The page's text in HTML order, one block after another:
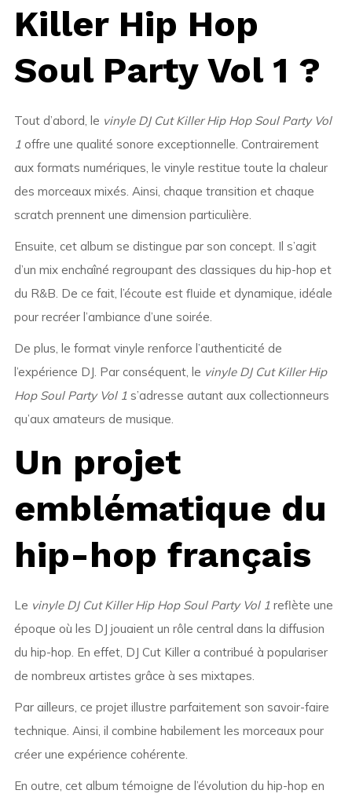
Killer Hip Hop
Soul Party Vol 1 ?
Tout d’abord, le vinyle DJ Cut Killer Hip Hop Soul Party Vol
1 offre une qualité sonore exceptionnelle. Contrairement
aux formats numériques, le vinyle restitue toute la chaleur
des morceaux mixés. Ainsi, chaque transition et chaque
scratch prennent une dimension particulière.
Ensuite, cet album se distingue par son concept. Il s’agit
d’un mix enchaîné regroupant des classiques du hip-hop et
du R&B. De ce fait, l’écoute est fluide et dynamique, idéale
pour recréer l’ambiance d’une soirée.
De plus, le format vinyle renforce l’authenticité de
l’expérience DJ. Par conséquent, le vinyle DJ Cut Killer Hip
Hop Soul Party Vol 1 s’adresse autant aux collectionneurs
qu’aux amateurs de musique.
Un projet
emblématique du
hip-hop français
Le vinyle DJ Cut Killer Hip Hop Soul Party Vol 1 reflète une
époque où les DJ jouaient un rôle central dans la diffusion
du hip-hop. En effet, DJ Cut Killer a contribué à populariser
de nombreux artistes grâce à ses mixtapes.
Par ailleurs, ce projet illustre parfaitement son savoir-faire
technique. Ainsi, il combine habilement les morceaux pour
créer une expérience cohérente.
En outre, cet album témoigne de l’évolution du hip-hop en